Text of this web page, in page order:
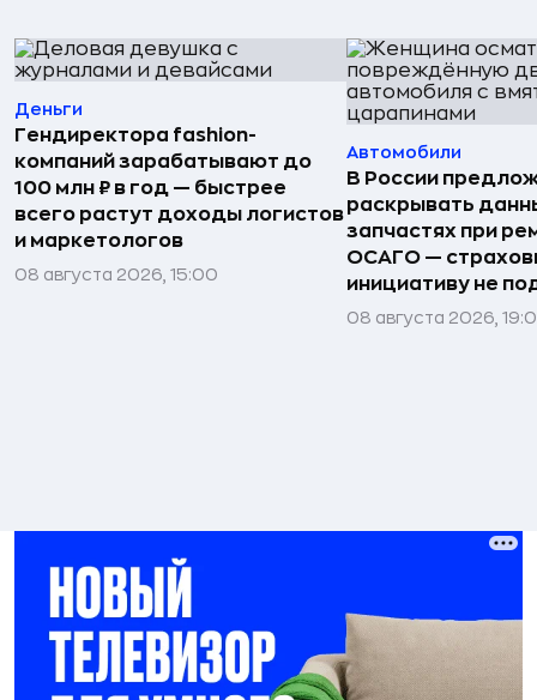
Деньги
Гендиректора fashion-
компаний зарабатывают до
100 млн ₽ в год — быстрее
всего растут доходы логистов
и маркетологов
08 августа 2026, 15:00
Автомобили
В России
раскрывать
запчастях при
ОСАГО —
инициативу не
08 августа 2026,